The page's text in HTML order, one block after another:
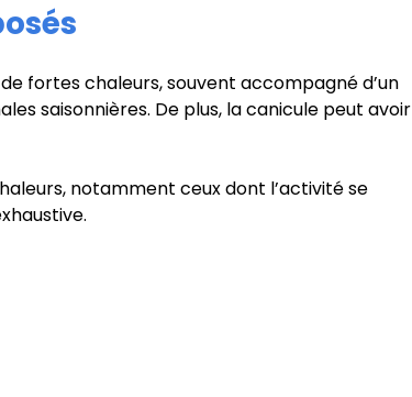
fortes chaleurs, souvent accompagné d’un
saisonnières. De plus, la canicule peut avoir
notamment ceux dont l’activité se